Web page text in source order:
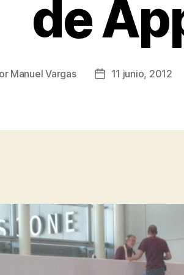
de
Manuel Vargas
Fecha11 junio, 2012